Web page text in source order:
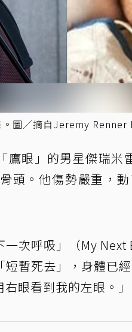
。圖／摘自Jeremy Renner
鷹眼」的男星傑瑞
頭。他傷勢嚴重，
次呼吸」（My
暫死去」，身體已
眼看到我的左眼。」